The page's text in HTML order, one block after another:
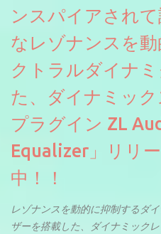
ンスパイアされ
なレゾナンスを
クトラルダイナ
た、ダイナミッ
プラグイン ZL
Equalizer」リリ
中！！
レゾナンスを動的に抑制するダ
ザーを搭載した、ダイナミック